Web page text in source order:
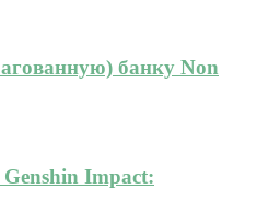
банку Non
Impact: